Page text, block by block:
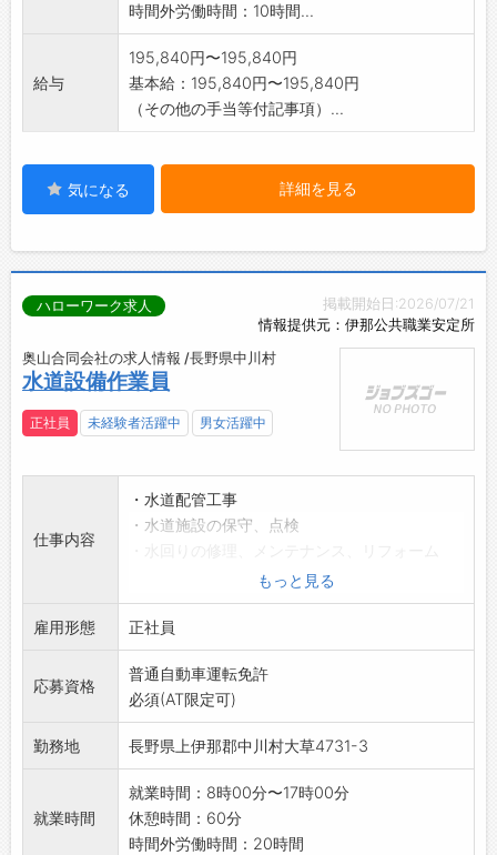
時間外労働時間：10時間...
給与
195,840円〜195,840円
基本給：195,840円〜195,840円
（その他の手当等付記事項）...
気になる 詳細を見る
掲載開始日:2026/07/21
情報提供元：伊那公共職業安定所
ハローワーク求人
奥山合同会社の求人情報 /長野県中川村
水道設備作業員
正社員 未経験者活躍中 男女活躍中
仕事内容
・水道配管工事
・水道施設の保守、点検
業務の変更範囲:変更なし
もっと見る
雇用形態 正社員
応募資格
普通自動車運転免許
必須(AT限定可)
勤務地 長野県上伊那郡中川村大草4731-3
就業時間
就業時間：8時00分〜17時00分
休憩時間：60分
時間外労働時間：20時間